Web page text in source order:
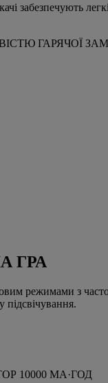
забезпечують
ГАРЯЧОЇ
ГРА
режимами з
10000 МА·ГОД